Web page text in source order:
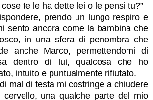
te le ha dette lei o le pensi tu?”
prendo un lungo respiro e
sento ancora come la bambina che
in una sfera di penombra che
anche Marco, permettendomi di
dentro di lui, qualcosa che ho
intuito e puntualmente rifiutato.
mal di testa mi costringe a chiudere
una qualche parte del mio